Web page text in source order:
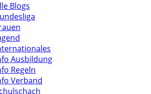
Blogs
Ausbildung
Regeln
Verband